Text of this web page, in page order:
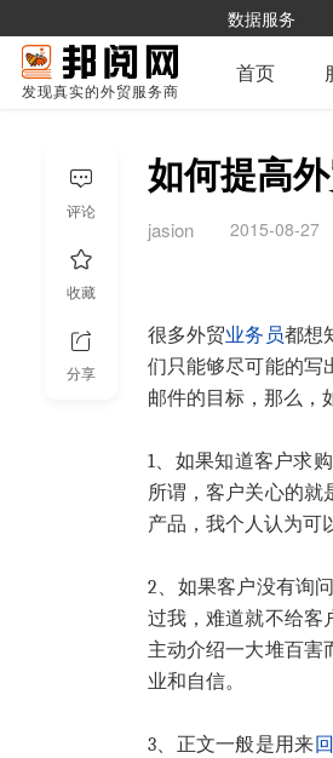
数据服务
发现真实的外贸服务商
首页
如何提高
jasion 2015-08-27
很多外贸业务员都想
们只能够尽可能的写
邮件的目标，那么，
1、如果知道客户求
所谓，客户关心的就
产品，我个人认为可
2、如果客户没有询
过我，难道就不给客
主动介绍一大堆百害
业和自信。
3、正文一般是用来
评论
收藏
分享